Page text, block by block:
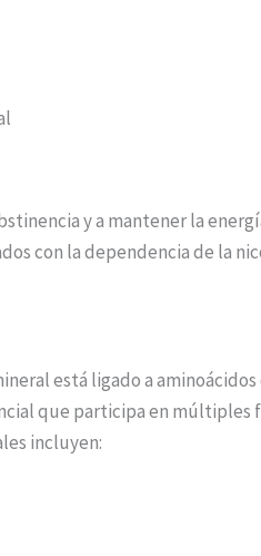
y a mantener la
con la dependencia de la
está ligado a
que participa en
incluyen: